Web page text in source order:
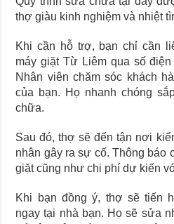
thợ giàu kinh nghiệm và nhiệt
Khi cần hỗ trợ, bạn chỉ cần
máy giặt Từ Liêm qua số
Nhân viên chăm sóc khách
của bạn. Họ nhanh chóng
chữa.
Sau đó, thợ sẽ đến tận nơi
nhân gây ra sự cố. Thông báo
giặt cũng như chi phí dự kiến
Khi bạn đồng ý, thợ sẽ tiến
ngay tại nhà bạn. Họ sẽ sửa